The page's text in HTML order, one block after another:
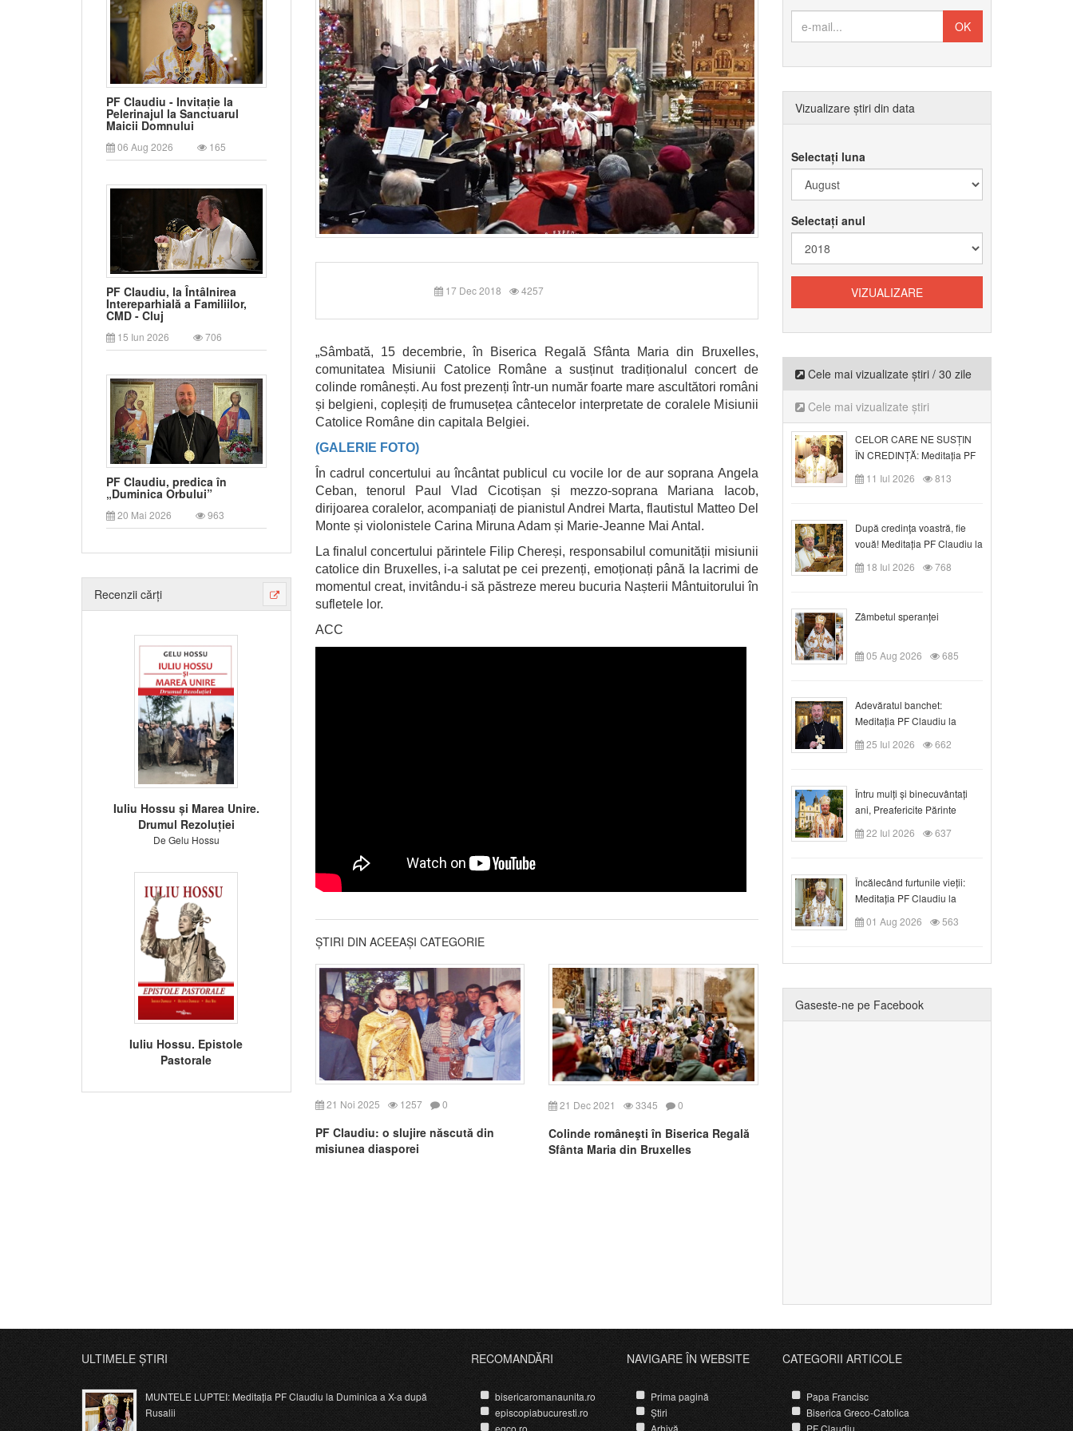
PF Claudiu - Invitație la
Pelerinajul la Sanctuarul
Maicii Domnului
06 Aug 2026 165
PF Claudiu, la Întâlnirea
Intereparhială a Familiilor,
CMD - Cluj
15 Iun 2026 706
PF Claudiu, predica în
„Duminica Orbului”
20 Mai 2026 963
Recenzii cărți
Iuliu Hossu și Marea Unire.
Drumul Rezoluției
De Gelu Hossu
Iuliu Hossu. Epistole
Pastorale
17 Dec 2018 4257
„Sâmbată, 15 decembrie, în Biserica Regală Sfânta Maria din Bruxelles,
comunitatea Misiunii Catolice Române a susținut tradiționalul concert de
colinde românești. Au fost prezenți într-un număr foarte mare ascultători români
și belgieni, copleșiți de frumusețea cântecelor interpretate de coralele Misiunii
Catolice Române din capitala Belgiei.
(GALERIE FOTO)
În cadrul concertului au încântat publicul cu vocile lor de aur soprana Angela
Ceban, tenorul Paul Vlad Cicotișan și mezzo-soprana Mariana Iacob,
dirijoarea coralelor, acompaniați de pianistul Andrei Marta, flautistul Matteo Del
Monte și violonistele Carina Miruna Adam și Marie-Jeanne Mai Antal.
La finalul concertului părintele Filip Chereși, responsabilul comunității misiunii
catolice din Bruxelles, i-a salutat pe cei prezenți, emoționați până la lacrimi de
momentul creat, invitându-i să păstreze mereu bucuria Nașterii Mântuitorului în
sufletele lor.
ACC
ȘTIRI DIN ACEEAȘI CATEGORIE
21 Noi 2025 1257 0
PF Claudiu: o slujire născută din
misiunea diasporei
21 Dec 2021 3345 0
Colinde româneşti în Biserica Regală
Sfânta Maria din Bruxelles
Vizualizare știri din data
Selectați luna
Selectați anul
Cele mai vizualizate știri / 30 zile
Cele mai vizualizate știri
CELOR CARE NE SUSȚIN
ÎN CREDINȚĂ: Meditația PF
Claudiu la Duminica a VI-a
după Rusalii
11 Iul 2026 813
După credinţa voastră, fie
vouă! Meditația PF Claudiu la
duminica a VII-a după Rusalii
18 Iul 2026 768
Zâmbetul speranței
05 Aug 2026 685
Adevăratul banchet:
Meditația PF Claudiu la
Duminica a VIII-a după
Rusalii
25 Iul 2026 662
Întru mulți și binecuvântați
ani, Preafericite Părinte
Claudiu!
22 Iul 2026 637
Încălecând furtunile vieții:
Meditația PF Claudiu la
Duminica a IX-a după Rusalii
01 Aug 2026 563
Gaseste-ne pe Facebook
ULTIMELE ȘTIRI
MUNTELE LUPTEI: Meditația PF Claudiu la Duminica a X-a după
Rusalii
RECOMANDĂRI
bisericaromanaunita.ro
episcopiabucuresti.ro
egco.ro
NAVIGARE ÎN WEBSITE
Prima pagină
Știri
Arhivă
CATEGORII ARTICOLE
Papa Francisc
Biserica Greco-Catolica
PF Claudiu